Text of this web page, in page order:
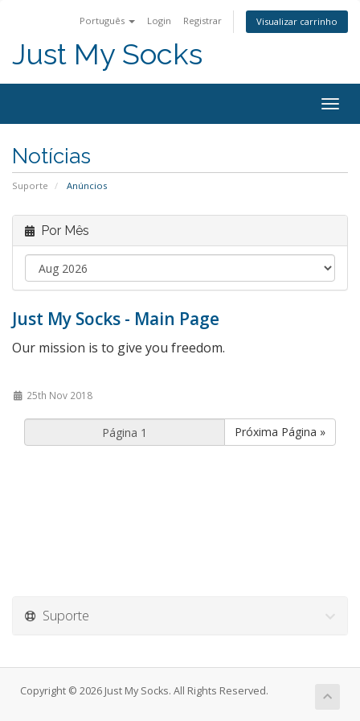
Português Login Registrar Visualizar carrinho
Just My Socks
Notícias
Suporte Anúncios
Por Mês
Just My Socks - Main Page
Our mission is to give you freedom.
25th Nov 2018
Próxima Página »
Suporte
Copyright © 2026 Just My Socks. All Rights Reserved.